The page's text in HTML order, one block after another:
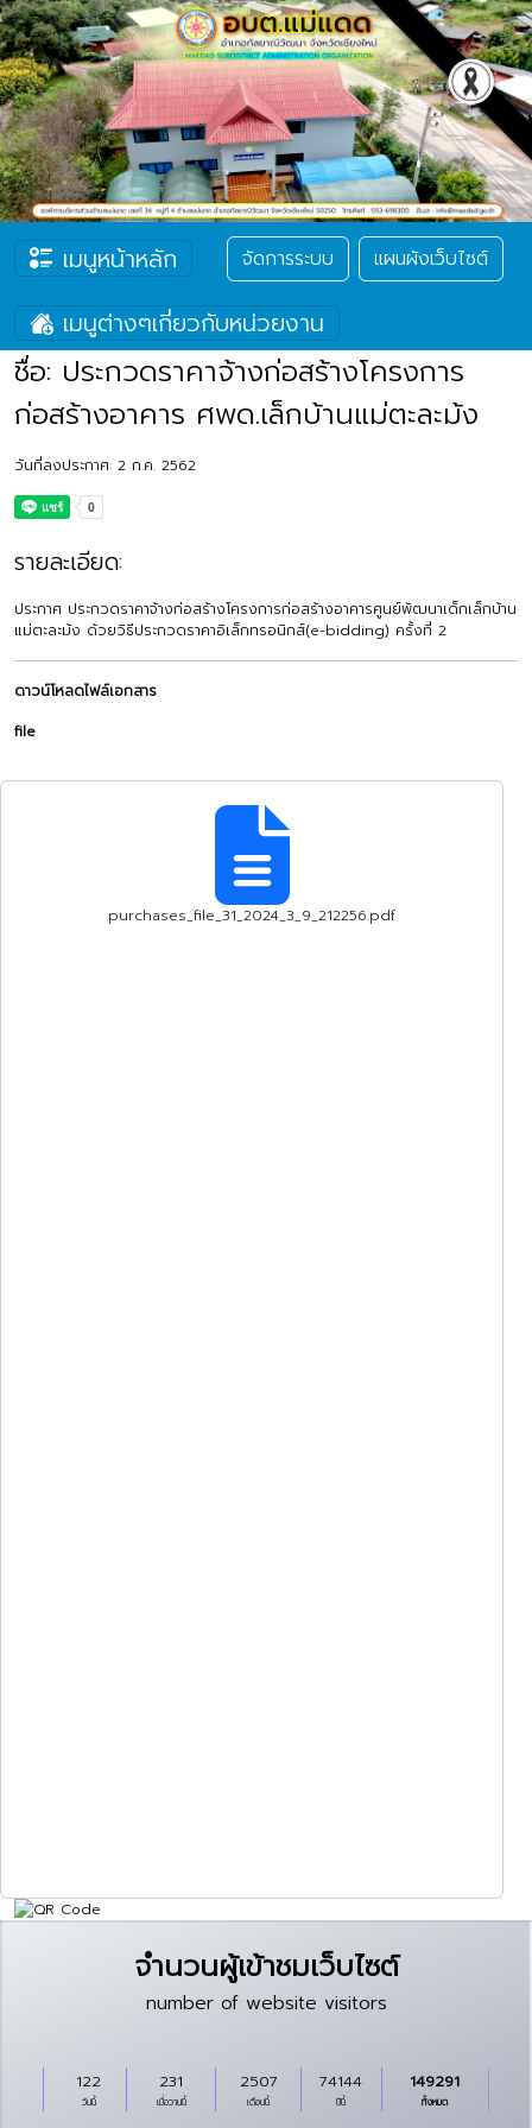
เมนูหน้าหลัก จัดการระบบ แผนผังเว็บไซต์
เมนูต่างๆเกี่ยวกับหน่วยงาน
ชื่อ: ประกวดราคาจ้างก่อสร้างโครงการ
ก่อสร้างอาคาร ศพด.เล็กบ้านแม่ตะละม้ง
วันที่ลงประกาศ: 2 ก.ค. 2562
รายละเอียด:
ประกาศ ประกวดราคาจ้างก่อสร้างโครงการก่อสร้างอาคารศูนย์พัฒนาเด็กเล็กบ้าน
แม่ตะละม้ง ด้วยวิธีประกวดราคาอิเล็กทรอนิกส์(e-bidding) ครั้งที่ 2
ดาวน์โหลดไฟล์เอกสาร
file
purchases_file_31_2024_3_9_212256.pdf
จำนวนผู้เข้าชมเว็บไซต์
number of website visitors
วันนี้
122
เมื่อวานนี้
231
เดือนนี้
2507
ปีนี้
74144
ทั้งหมด
149291